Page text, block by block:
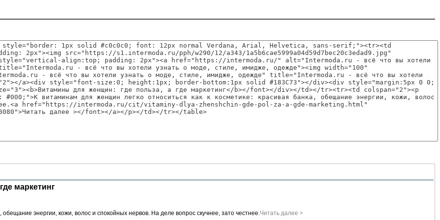
маркетинг
энергии, кожи, волос и спокойных нервов. На деле вопрос скучнее, зато честнее.Читать далее >